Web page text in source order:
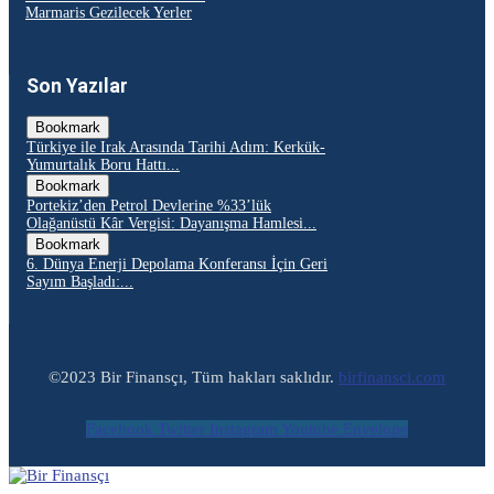
Marmaris Gezilecek Yerler
Son Yazılar
Bookmark
Türkiye ile Irak Arasında Tarihi Adım: Kerkük-
Yumurtalık Boru Hattı...
Bookmark
Portekiz’den Petrol Devlerine %33’lük
Olağanüstü Kâr Vergisi: Dayanışma Hamlesi...
Bookmark
6. Dünya Enerji Depolama Konferansı İçin Geri
Sayım Başladı:...
©2023 Bir Finansçı, Tüm hakları saklıdır. birfinansci.com
Facebook Twitter Instagram Youtube Envelope